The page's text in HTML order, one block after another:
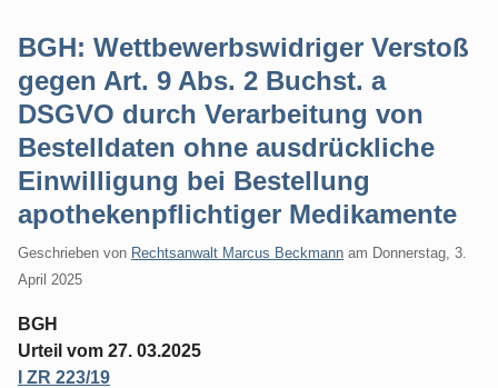
BGH: Wettbewerbswidriger Verstoß
gegen Art. 9 Abs. 2 Buchst. a
DSGVO durch Verarbeitung von
Bestelldaten ohne ausdrückliche
Einwilligung bei Bestellung
apothekenpflichtiger Medikamente
Geschrieben von Rechtsanwalt Marcus Beckmann am Donnerstag, 3.
April 2025
BGH
Urteil vom 27. 03.2025
I ZR 223/19